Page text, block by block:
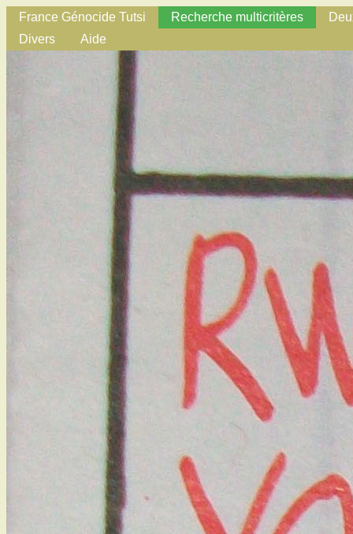
France Génocide Tutsi Recherche multicritères
Divers
Aide